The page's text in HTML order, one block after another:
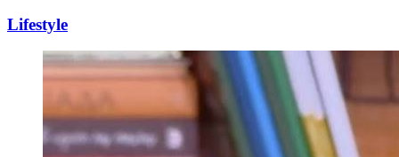
Lifestyle